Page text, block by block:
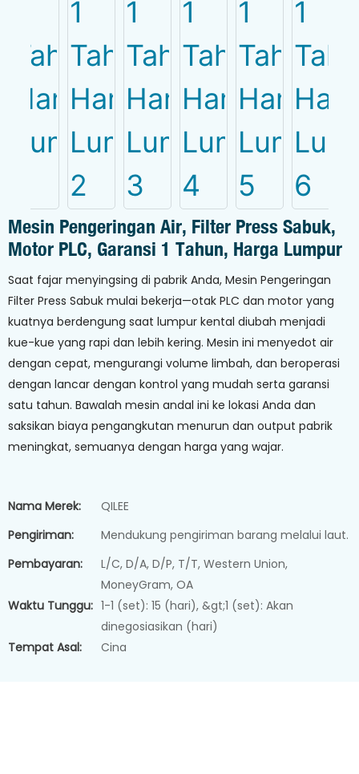
Mesin Pengeringan Air, Filter Press Sabuk,
Motor PLC, Garansi 1 Tahun, Harga Lumpur
Saat fajar menyingsing di pabrik Anda, Mesin Pengeringan
Filter Press Sabuk mulai bekerja—otak PLC dan motor yang
kuatnya berdengung saat lumpur kental diubah menjadi
kue-kue yang rapi dan lebih kering. Mesin ini menyedot air
dengan cepat, mengurangi volume limbah, dan beroperasi
dengan lancar dengan kontrol yang mudah serta garansi
satu tahun. Bawalah mesin andal ini ke lokasi Anda dan
saksikan biaya pengangkutan menurun dan output pabrik
meningkat, semuanya dengan harga yang wajar.
Nama Merek:
QILEE
Pengiriman:
Mendukung pengiriman barang melalui laut.
Pembayaran:
L/C, D/A, D/P, T/T, Western Union,
MoneyGram, OA
Waktu Tunggu: 1-1 (set): 15 (hari), &gt;1 (set): Akan
dinegosiasikan (hari)
Tempat Asal:
Cina